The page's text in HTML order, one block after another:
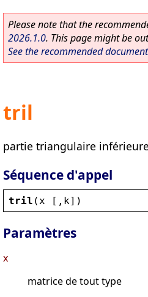
Please note that the
2026.1.0. This page might be
See the recommended
tril
partie triangulaire
Séquence d'appel
tril ( x [, k])
Paramètres
x
matrice de tout type